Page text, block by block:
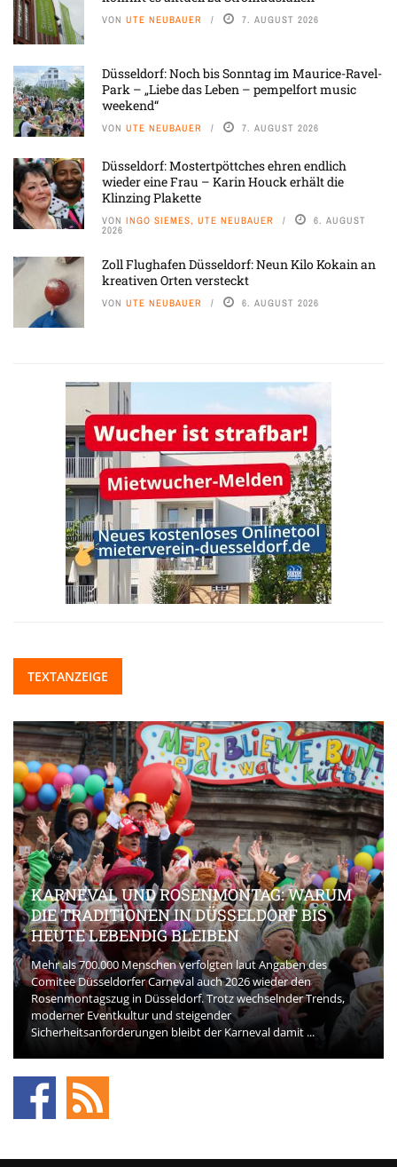
VON UTE NEUBAUER 7. AUGUST 2026
Düsseldorf: Noch bis Sonntag im Maurice-Ravel-
Park – „Liebe das Leben – pempelfort music
weekend“
VON UTE NEUBAUER 7. AUGUST 2026
Düsseldorf: Mostertpöttches ehren endlich
wieder eine Frau – Karin Houck erhält die
Klinzing Plakette
VON INGO SIEMES, UTE NEUBAUER 6. AUGUST
2026
Zoll Flughafen Düsseldorf: Neun Kilo Kokain an
kreativen Orten versteckt
VON UTE NEUBAUER 6. AUGUST 2026
TEXTANZEIGE
KARNEVAL UND ROSENMONTAG: WARUM
DIE TRADITIONEN IN DÜSSELDORF BIS
HEUTE LEBENDIG BLEIBEN
Mehr als 700.000 Menschen verfolgten laut Angaben des
Comitee Düsseldorfer Carneval auch 2026 wieder den
Rosenmontagszug in Düsseldorf. Trotz wechselnder Trends,
moderner Eventkultur und steigender
Sicherheitsanforderungen bleibt der Karneval damit ...